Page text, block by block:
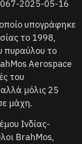
2025-05-16
υπογράφηκε
το 1998,
πυραύλου το
Aerospace
του
μόλις 25
μάχη.
Ινδίας-
BrahMos,